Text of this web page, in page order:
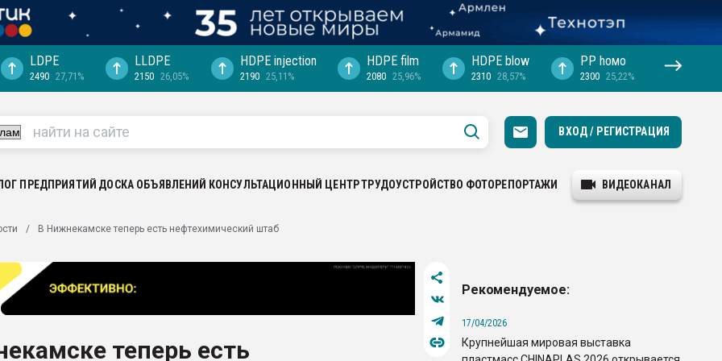
выходит на
рынке
LDPE
2490 27,71%
LLDPE
2150 26,05%
HDPE injection
2190 25,11%
HDPE film
2080 25,96%
HDPE blow
2310 28,57%
PP hомо
2300 25,22%
ВХОД / РЕГИСТРАЦИЯ
ПРЕДПРИЯТИЙ ДОСКА ОБЪЯВЛЕНИЙ КОНСУЛЬТАЦИОННЫЙ ЦЕНТРТРУДОУСТРОЙСТВО ФОТОРЕПОРТАЖИ ВИДЕОКАНАЛ
В Нижнекамске теперь есть нефтехимический штаб
теперь есть
Рекомендуемое:
17/04/2026
Крупнейшая мировая выставка